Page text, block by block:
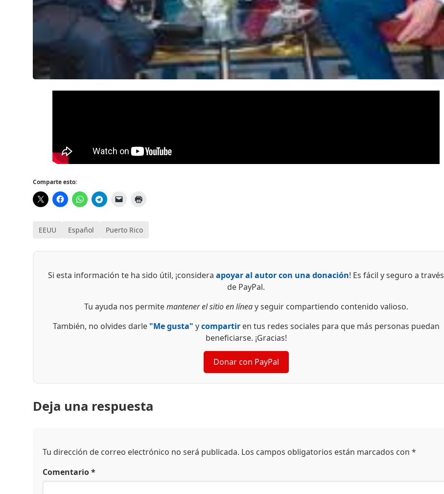
Comparte esto:
EEUU Español Puerto Rico
Si esta información te ha sido útil, ¡consideraapoyar al autor con una donación! Es fácil y seguro a través
de PayPal.
Tu ayuda nos permitemantener el sitio en líneay seguir compartiendo contenido valioso.
También, no olvides darle "Me gusta" ycompartiren tus redes sociales para que más personas puedan
beneficiarse. ¡Gracias!
Donar con PayPal
Deja una respuesta
Tu dirección de correo electrónico no será publicada. Los campos obligatorios están marcados con*
Comentario*